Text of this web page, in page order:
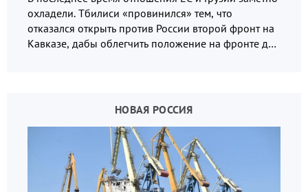
охладели. Тбилиси «провинился» тем, что
отказался открыть против России второй фронт на
Кавказе, дабы облегчить положение на фронте для
НОВАЯ РОССИЯ